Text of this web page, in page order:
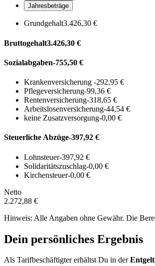
Jahresbeträge
Grundgehalt3.426,30 €
Bruttogehalt3.426,30 €
Sozialabgaben-755,50 €
Krankenversicherung -292,95 €
Pflegeversicherung-99,36 €
Rentenversicherung-318,65 €
Arbeitslosenversicherung-44,54 €
keine Zusatzversorgung-0,00 €
Steuerliche Abzüge-397,92 €
Lohnsteuer-397,92 €
Solidaritätszuschlag-0,00 €
Kirchensteuer-0,00 €
Netto
2.272,88 €
Hinweis: Alle Angaben ohne Gewähr. Die
Dein persönliches Ergebnis
Als Tarifbeschäftigter erhältst Du in der